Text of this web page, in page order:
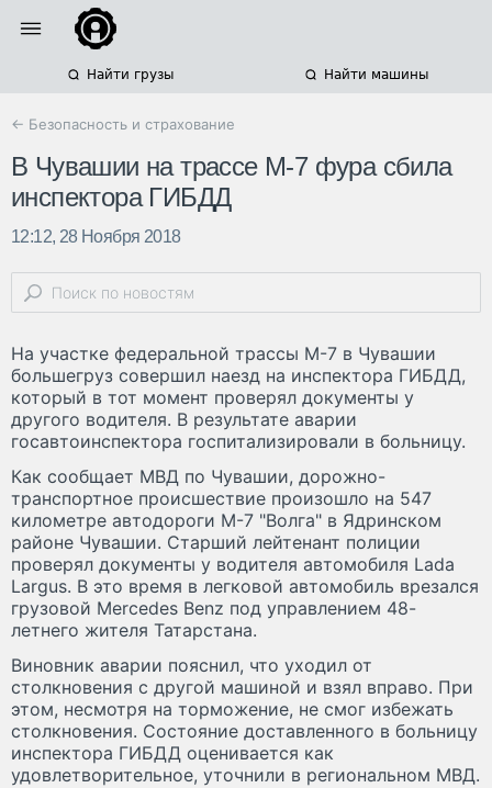
Найти грузы Найти машины
← Безопасность и страхование
В Чувашии на трассе М-7 фура сбила
инспектора ГИБДД
12:12, 28 Ноября 2018
На участке федеральной трассы М-7 в Чувашии
большегруз совершил наезд на инспектора ГИБДД,
который в тот момент проверял документы у
другого водителя. В результате аварии
госавтоинспектора госпитализировали в больницу.
Как сообщает МВД по Чувашии, дорожно-
транспортное происшествие произошло на 547
километре автодороги М-7 "Волга" в Ядринском
районе Чувашии. Старший лейтенант полиции
проверял документы у водителя автомобиля Lada
Largus. В это время в легковой автомобиль врезался
грузовой Mercedes Benz под управлением 48-
летнего жителя Татарстана.
Виновник аварии пояснил, что уходил от
столкновения с другой машиной и взял вправо. При
этом, несмотря на торможение, не смог избежать
столкновения. Состояние доставленного в больницу
инспектора ГИБДД оценивается как
удовлетворительное, уточнили в региональном МВД.